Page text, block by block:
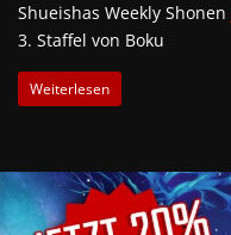
Shueishas Weekly Shonen
3. Staffel von Boku
Weiterlesen